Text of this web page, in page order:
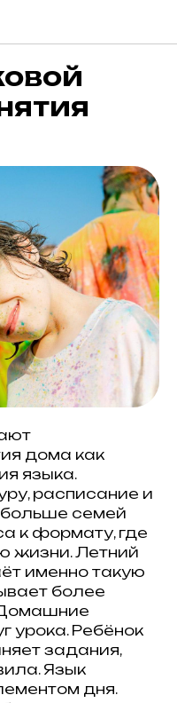
дома как
языка.
расписание и
больше семей
к формату, где
жизни. Летний
именно такую
более
урока. Ребёнок
задания,
Язык
дня.